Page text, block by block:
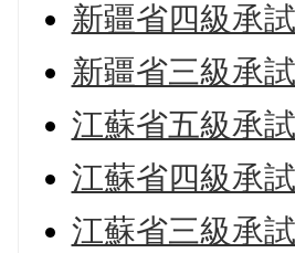
新疆省四級承
新疆省三級承
江蘇省五級承
江蘇省四級承
江蘇省三級承